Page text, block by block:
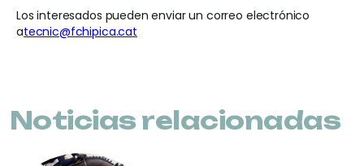
Los interesados pueden enviar un correo electrónico
atecnic@fchipica.cat
Noticias relacionadas